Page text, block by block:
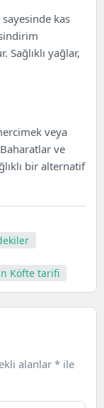
kas
Sağlıklı yağlar,
veya
ve
bir alternatif
Köfte tarifi
alanlar * ile